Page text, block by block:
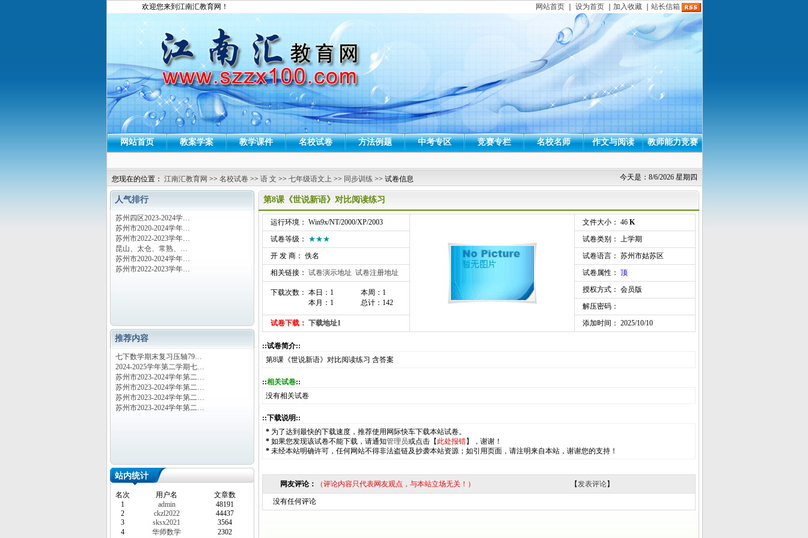
欢迎您来到江南汇教育网！ 网站首页 设为首页 加入收藏 站长信箱
网站首页 教案学案 教学课件 名校试卷 方法例题 中考专区 竞赛专栏 名校名师 作文与阅读 教师能力竞赛
今天是：8/6/2026 星期四
您现在的位置： 江南汇教育网 >> 名校试卷 >> 语 文 >> 七年级语文上 >> 同步训练 >> 试卷信息
人气排行
苏州四区2023-2024学…
苏州市2020-2024学年…
苏州市2022-2023学年…
昆山、太仓、常熟、…
苏州市2020-2024学年…
苏州市2022-2023学年…
推荐内容
七下数学期末复习压轴79…
2024-2025学年第二学期七…
苏州市2023-2024学年第二…
苏州市2023-2024学年第二…
苏州市2023-2024学年第二…
苏州市2023-2024学年第二…
站内统计
名次 用户名
文章数
1
admin
48191
2
ckzl2022
44437
3
sksx2021
3564
4
华师数学
2302
第8课《世说新语》对比阅读练习
运行环境： Win9x/NT/2000/XP/2003 文件大小： 46 K
试卷等级： ★★★
试卷类别： 上学期
开 发 商： 佚名
试卷语言： 苏州市姑苏区
相关链接： 试卷演示地址 试卷注册地址 试卷属性： 顶
下载次数： 本日：1
本月：1
本周：1
总计：142
授权方式： 会员版
解压密码：
试卷下载： 下载地址1 添加时间： 2025/10/10
::试卷简介::
第8课《世说新语》对比阅读练习 含答案
::相关试卷::
没有相关试卷
::下载说明::
* 为了达到最快的下载速度，推荐使用网际快车下载本站试卷。
* 如果您发现该试卷不能下载，请通知管理员或点击【 此处报错】，谢谢！
* 未经本站明确许可，任何网站不得非法盗链及抄袭本站资源；如引用页面，请注明来自本站，谢谢您的支持！
网友评论： （评论内容只代表网友观点，与本站立场无关！） 【发表评论】
没有任何评论